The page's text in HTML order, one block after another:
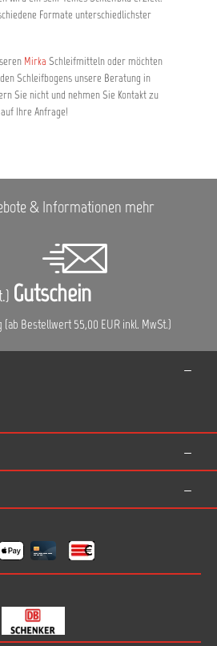
Formate unterschiedlichster
Mirka Schleifmitteln oder möchten
Schleifbogens unsere Beratung in
Sie nicht und nehmen Sie Kontakt zu
Ihre Anfrage!
& Informationen mehr
Gutschein
Bestellwert 55,00 EUR inkl. MwSt.)